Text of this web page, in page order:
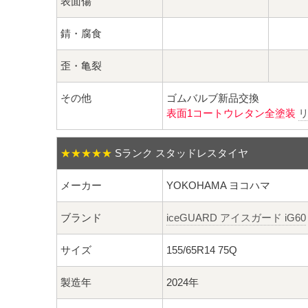
錆・腐食
歪・亀裂
その他
ゴムバルブ新品交換
表面1コートウレタン全塗装
★★★★★ Sランク スタッドレスタイヤ
メーカー YOKOHAMA ヨコハマ
ブランド iceGUARD アイスガード iG60
サイズ 155/65R14 75Q
製造年 2024年